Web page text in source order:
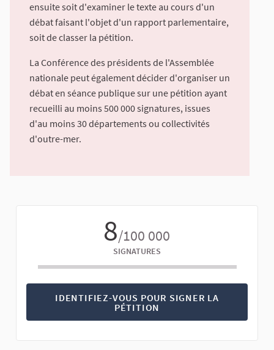
ensuite soit d'examiner le texte au cours d'un
débat faisant l'objet d'un rapport parlementaire,
soit de classer la pétition.
La Conférence des présidents de l'Assemblée
nationale peut également décider d'organiser un
débat en séance publique sur une pétition ayant
recueilli au moins 500 000 signatures, issues
d'au moins 30 départements ou collectivités
d'outre-mer.
8/100 000
SIGNATURES
IDENTIFIEZ-VOUS POUR SIGNER LA
PÉTITION